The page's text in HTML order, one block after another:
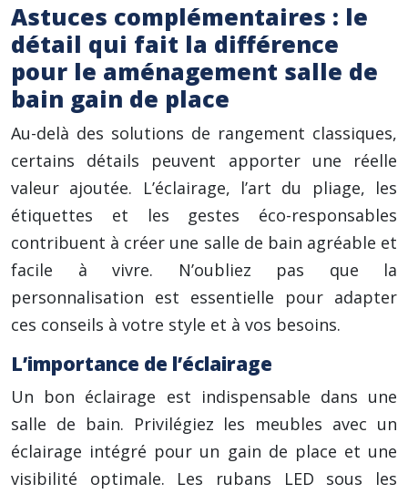
Astuces complémentaires : le
détail qui fait la différence
pour le aménagement salle de
bain gain de place
Au-delà des solutions de rangement classiques,
certains détails peuvent apporter une réelle
valeur ajoutée. L’éclairage, l’art du pliage, les
étiquettes et les gestes éco-responsables
contribuent à créer une salle de bain agréable et
facile à vivre. N’oubliez pas que la
personnalisation est essentielle pour adapter
ces conseils à votre style et à vos besoins.
L’importance de l’éclairage
Un bon éclairage est indispensable dans une
salle de bain. Privilégiez les meubles avec un
éclairage intégré pour un gain de place et une
visibilité optimale. Les rubans LED sous les